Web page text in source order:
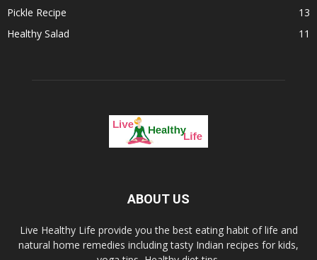
Pickle Recipe
13
Healthy Salad
11
ABOUT US
Live Healthy Life provide you the best eating habit of life and
natural home remedies including tasty Indian recipes for kids,